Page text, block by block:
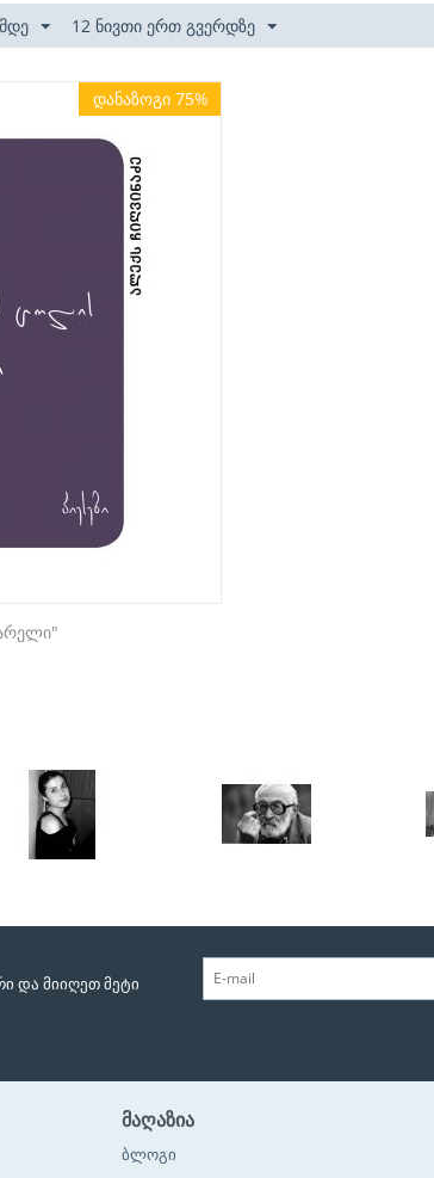
12 ნივთი ერთ გვერდზე
დანაზოგი 75%
და მიიღეთ მეტი
ᲛᲐᲦᲐᲖᲘᲐ
ბლოგი